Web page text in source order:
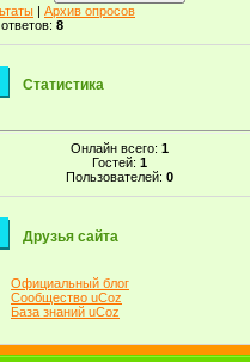
| Архив опросов
8
Статистика
Онлайн всего: 1
Гостей: 1
Пользователей: 0
Друзья сайта
Официальный блог
Сообщество uCoz
База знаний uCoz